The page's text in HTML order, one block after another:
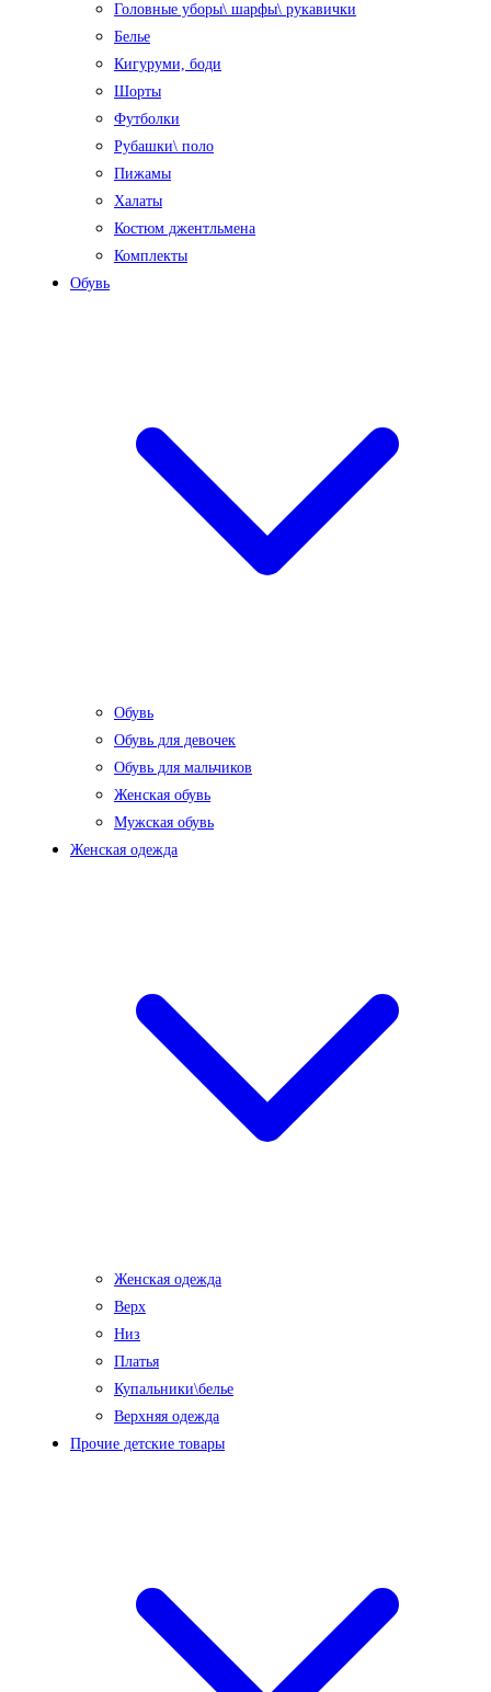
Головные уборы\ шарфы\ рукавички
Белье
Кигуруми, боди
Шорты
Футболки
Рубашки\ поло
Пижамы
Халаты
Костюм джентльмена
Комплекты
Обувь
Обувь
Обувь для девочек
Обувь для мальчиков
Женская обувь
Мужская обувь
Женская одежда
Женская одежда
Верх
Низ
Платья
Купальники\белье
Верхняя одежда
Прочие детские товары